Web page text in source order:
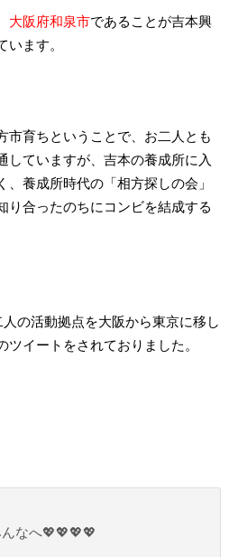
大阪府和泉市であることが吉本興
ます。
市育ちということで、お二人とも
していますが、吉本の養成所に入
養成所時代の「相方探しの会」
り合ったのちにコンビを結成する
の活動拠点を大阪から東京に移し
イートをされておりました。
なへ💖💖💖💖